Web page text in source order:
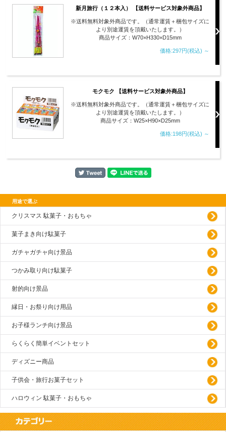
新月旅行（１２本入） 【送料サービス対象外商品】
※送料無料対象外商品です。（通常運賃＋梱包サイズに
より別途運賃を頂戴いたします。）
商品サイズ：W70×H330×D15mm
価格:297円(税込) ～
モクモク 【送料サービス対象外商品】
※送料無料対象外商品です。（通常運賃＋梱包サイズに
より別途運賃を頂戴いたします。）
商品サイズ：W25×H90×D25mm
価格:198円(税込) ～
用途で選ぶ
クリスマス 駄菓子・おもちゃ
菓子まき向け駄菓子
ガチャガチャ向け景品
つかみ取り向け駄菓子
射的向け景品
縁日・お祭り向け用品
お子様ランチ向け景品
らくらく簡単イベントセット
ディズニー商品
子供会・旅行お菓子セット
ハロウィン 駄菓子・おもちゃ